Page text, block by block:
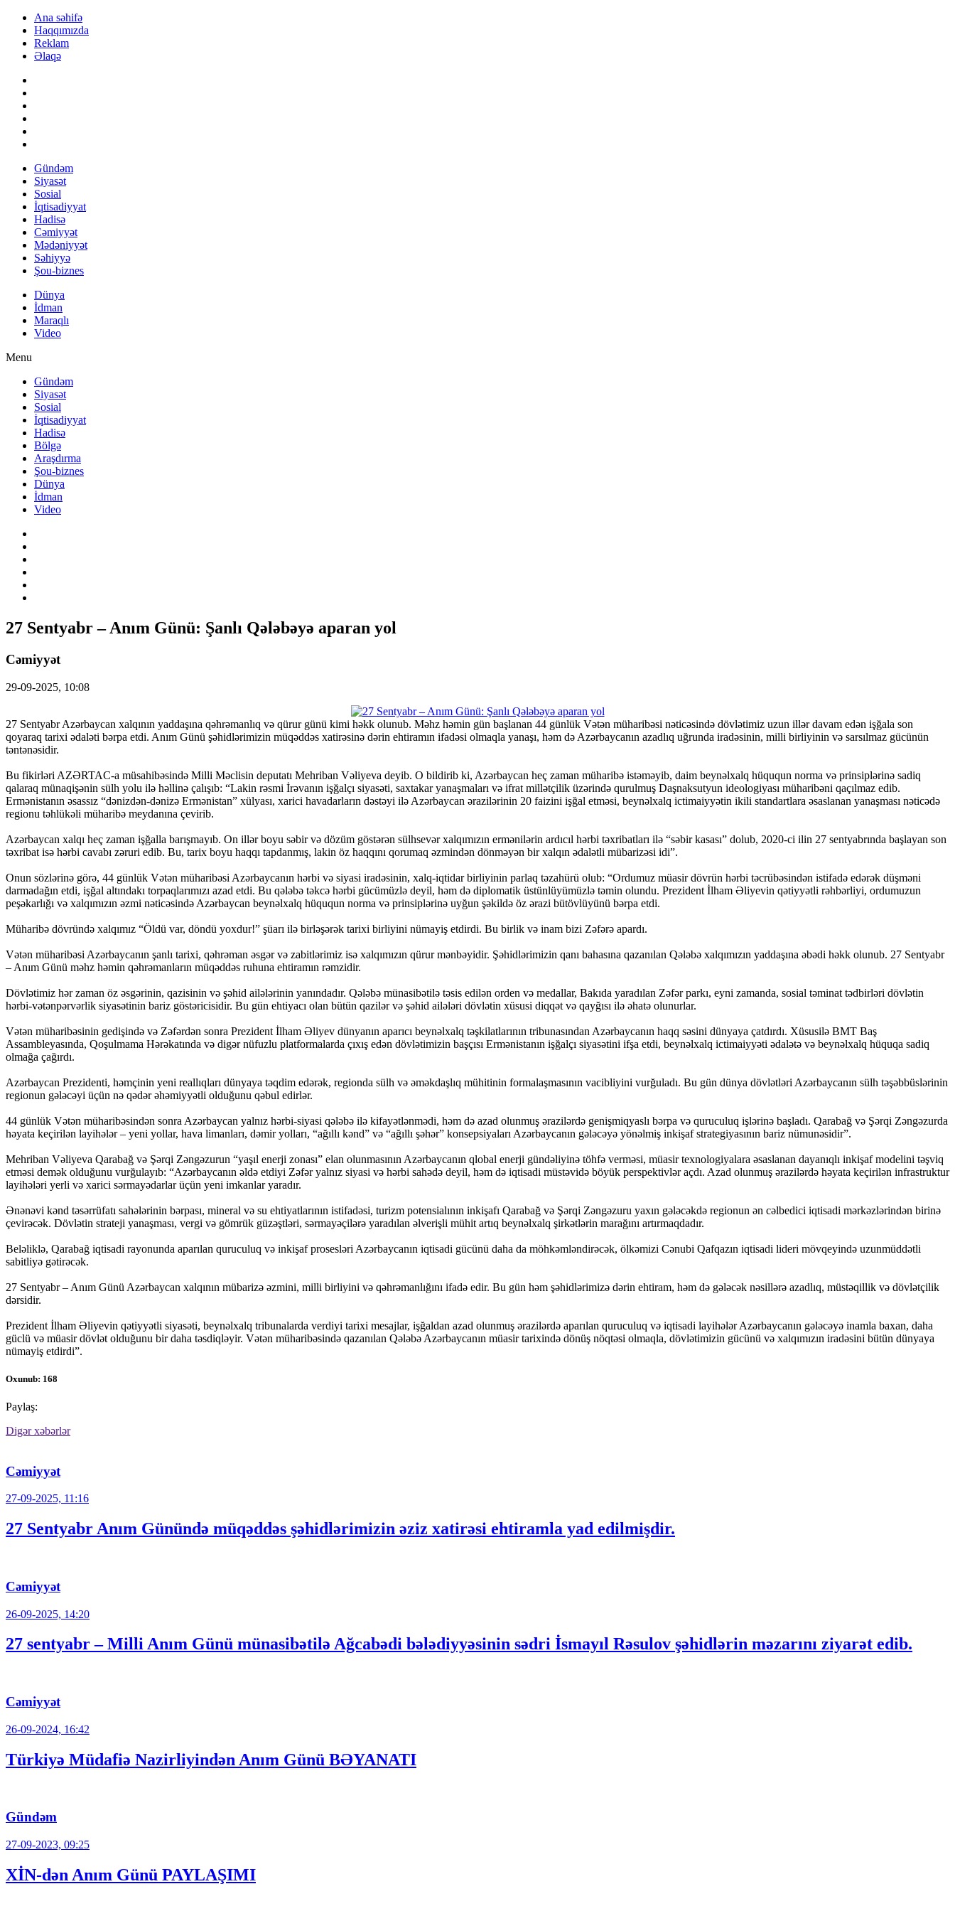
Ana səhifə
Haqqımızda
Reklam
Əlaqə
Gündəm
Siyasət
Sosial
İqtisadiyyat
Hadisə
Cəmiyyət
Mədəniyyət
Səhiyyə
Şou-biznes
Dünya
İdman
Maraqlı
Video
Menu
Gündəm
Siyasət
Sosial
İqtisadiyyat
Hadisə
Bölgə
Araşdırma
Şou-biznes
Dünya
İdman
Video
27 Sentyabr – Anım Günü: Şanlı Qələbəyə aparan yol
Cəmiyyət
29-09-2025, 10:08
27 Sentyabr Azərbaycan xalqının yaddaşına qəhrəmanlıq və qürur günü kimi həkk olunub. Məhz həmin gün başlanan 44 günlük Vətən müharibəsi nəticəsində dövlətimiz uzun illər davam edən işğala son
qoyaraq tarixi ədaləti bərpa etdi. Anım Günü şəhidlərimizin müqəddəs xatirəsinə dərin ehtiramın ifadəsi olmaqla yanaşı, həm də Azərbaycanın azadlıq uğrunda iradəsinin, milli birliyinin və sarsılmaz gücünün
təntənəsidir.
Bu fikirləri AZƏRTAC-a müsahibəsində Milli Məclisin deputatı Mehriban Vəliyeva deyib. O bildirib ki, Azərbaycan heç zaman müharibə istəməyib, daim beynəlxalq hüququn norma və prinsiplərinə sadiq
qalaraq münaqişənin sülh yolu ilə həllinə çalışıb: “Lakin rəsmi İrəvanın işğalçı siyasəti, saxtakar yanaşmaları və ifrat millətçilik üzərində qurulmuş Daşnaksutyun ideologiyası müharibəni qaçılmaz edib.
Ermənistanın əsassız “dənizdən-dənizə Ermənistan” xülyası, xarici havadarların dəstəyi ilə Azərbaycan ərazilərinin 20 faizini işğal etməsi, beynəlxalq ictimaiyyətin ikili standartlara əsaslanan yanaşması nəticədə
regionu təhlükəli müharibə meydanına çevirib.
Azərbaycan xalqı heç zaman işğalla barışmayıb. On illər boyu səbir və dözüm göstərən sülhsevər xalqımızın ermənilərin ardıcıl hərbi təxribatları ilə “səbir kasası” dolub, 2020-ci ilin 27 sentyabrında başlayan son
təxribat isə hərbi cavabı zəruri edib. Bu, tarix boyu haqqı tapdanmış, lakin öz haqqını qorumaq əzmindən dönməyən bir xalqın ədalətli mübarizəsi idi”.
Onun sözlərinə görə, 44 günlük Vətən müharibəsi Azərbaycanın hərbi və siyasi iradəsinin, xalq-iqtidar birliyinin parlaq təzahürü olub: “Ordumuz müasir dövrün hərbi təcrübəsindən istifadə edərək düşməni
darmadağın etdi, işğal altındakı torpaqlarımızı azad etdi. Bu qələbə təkcə hərbi gücümüzlə deyil, həm də diplomatik üstünlüyümüzlə təmin olundu. Prezident İlham Əliyevin qətiyyətli rəhbərliyi, ordumuzun
peşəkarlığı və xalqımızın əzmi nəticəsində Azərbaycan beynəlxalq hüququn norma və prinsiplərinə uyğun şəkildə öz ərazi bütövlüyünü bərpa etdi.
Müharibə dövründə xalqımız “Öldü var, döndü yoxdur!” şüarı ilə birləşərək tarixi birliyini nümayiş etdirdi. Bu birlik və inam bizi Zəfərə apardı.
Vətən müharibəsi Azərbaycanın şanlı tarixi, qəhrəman əsgər və zabitlərimiz isə xalqımızın qürur mənbəyidir. Şəhidlərimizin qanı bahasına qazanılan Qələbə xalqımızın yaddaşına əbədi həkk olunub. 27 Sentyabr
– Anım Günü məhz həmin qəhrəmanların müqəddəs ruhuna ehtiramın rəmzidir.
Dövlətimiz hər zaman öz əsgərinin, qazisinin və şəhid ailələrinin yanındadır. Qələbə münasibətilə təsis edilən orden və medallar, Bakıda yaradılan Zəfər parkı, eyni zamanda, sosial təminat tədbirləri dövlətin
hərbi-vətənpərvərlik siyasətinin bariz göstəricisidir. Bu gün ehtiyacı olan bütün qazilər və şəhid ailələri dövlətin xüsusi diqqət və qayğısı ilə əhatə olunurlar.
Vətən müharibəsinin gedişində və Zəfərdən sonra Prezident İlham Əliyev dünyanın aparıcı beynəlxalq təşkilatlarının tribunasından Azərbaycanın haqq səsini dünyaya çatdırdı. Xüsusilə BMT Baş
Assambleyasında, Qoşulmama Hərəkatında və digər nüfuzlu platformalarda çıxış edən dövlətimizin başçısı Ermənistanın işğalçı siyasətini ifşa etdi, beynəlxalq ictimaiyyəti ədalətə və beynəlxalq hüquqa sadiq
olmağa çağırdı.
Azərbaycan Prezidenti, həmçinin yeni reallıqları dünyaya təqdim edərək, regionda sülh və əməkdaşlıq mühitinin formalaşmasının vacibliyini vurğuladı. Bu gün dünya dövlətləri Azərbaycanın sülh təşəbbüslərinin
regionun gələcəyi üçün nə qədər əhəmiyyətli olduğunu qəbul edirlər.
44 günlük Vətən müharibəsindən sonra Azərbaycan yalnız hərbi-siyasi qələbə ilə kifayətlənmədi, həm də azad olunmuş ərazilərdə genişmiqyaslı bərpa və quruculuq işlərinə başladı. Qarabağ və Şərqi Zəngəzurda
həyata keçirilən layihələr – yeni yollar, hava limanları, dəmir yolları, “ağıllı kənd” və “ağıllı şəhər” konsepsiyaları Azərbaycanın gələcəyə yönəlmiş inkişaf strategiyasının bariz nümunəsidir”.
Mehriban Vəliyeva Qarabağ və Şərqi Zəngəzurun “yaşıl enerji zonası” elan olunmasının Azərbaycanın qlobal enerji gündəliyinə töhfə verməsi, müasir texnologiyalara əsaslanan dayanıqlı inkişaf modelini təşviq
etməsi demək olduğunu vurğulayıb: “Azərbaycanın əldə etdiyi Zəfər yalnız siyasi və hərbi sahədə deyil, həm də iqtisadi müstəvidə böyük perspektivlər açdı. Azad olunmuş ərazilərdə həyata keçirilən infrastruktur
layihələri yerli və xarici sərmayədarlar üçün yeni imkanlar yaradır.
Ənənəvi kənd təsərrüfatı sahələrinin bərpası, mineral və su ehtiyatlarının istifadəsi, turizm potensialının inkişafı Qarabağ və Şərqi Zəngəzuru yaxın gələcəkdə regionun ən cəlbedici iqtisadi mərkəzlərindən birinə
çevirəcək. Dövlətin strateji yanaşması, vergi və gömrük güzəştləri, sərmayəçilərə yaradılan əlverişli mühit artıq beynəlxalq şirkətlərin marağını artırmaqdadır.
Beləliklə, Qarabağ iqtisadi rayonunda aparılan quruculuq və inkişaf prosesləri Azərbaycanın iqtisadi gücünü daha da möhkəmləndirəcək, ölkəmizi Cənubi Qafqazın iqtisadi lideri mövqeyində uzunmüddətli
sabitliyə gətirəcək.
27 Sentyabr – Anım Günü Azərbaycan xalqının mübarizə əzmini, milli birliyini və qəhrəmanlığını ifadə edir. Bu gün həm şəhidlərimizə dərin ehtiram, həm də gələcək nəsillərə azadlıq, müstəqillik və dövlətçilik
dərsidir.
Prezident İlham Əliyevin qətiyyətli siyasəti, beynəlxalq tribunalarda verdiyi tarixi mesajlar, işğaldan azad olunmuş ərazilərdə aparılan quruculuq və iqtisadi layihələr Azərbaycanın gələcəyə inamla baxan, daha
güclü və müasir dövlət olduğunu bir daha təsdiqləyir. Vətən müharibəsində qazanılan Qələbə Azərbaycanın müasir tarixində dönüş nöqtəsi olmaqla, dövlətimizin gücünü və xalqımızın iradəsini bütün dünyaya
nümayiş etdirdi”.
Oxunub: 168
Paylaş:
Digər xəbərlər
Cəmiyyət
27-09-2025, 11:16
27 Sentyabr Anım Günündə müqəddəs şəhidlərimizin əziz xatirəsi ehtiramla yad edilmişdir.
Cəmiyyət
26-09-2025, 14:20
27 sentyabr – Milli Anım Günü münasibətilə Ağcabədi bələdiyyəsinin sədri İsmayıl Rəsulov şəhidlərin məzarını ziyarət edib.
Cəmiyyət
26-09-2024, 16:42
Türkiyə Müdafiə Nazirliyindən Anım Günü BƏYANATI
Gündəm
27-09-2023, 09:25
XİN-dən Anım Günü PAYLAŞIMI